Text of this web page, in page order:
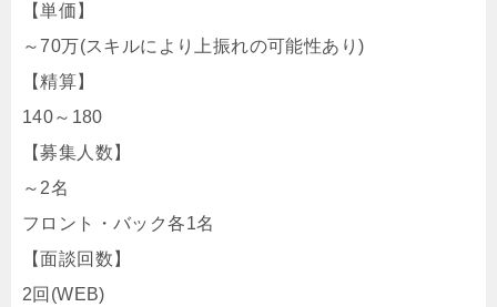
【単価】
～70万(スキルにより上振れの可能性あり)
【精算】
140～180
【募集人数】
～2名
フロント・バック各1名
【面談回数】
2回(WEB)